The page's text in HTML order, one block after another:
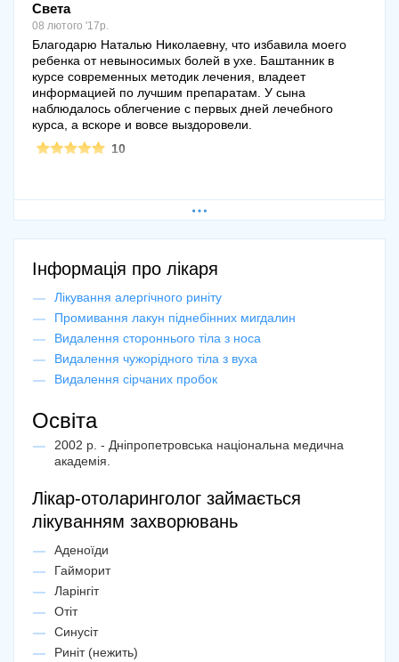
Света
08 лютого '17р.
Благодарю Наталью Николаевну, что избавила моего
ребенка от невыносимых болей в ухе. Баштанник в
курсе современных методик лечения, владеет
информацией по лучшим препаратам. У сына
наблюдалось облегчение с первых дней лечебного
курса, а вскоре и вовсе выздоровели.
10
самой, и дочку к ней на консультацию приводила.
Довольна лечением, все рекомендации и советы
пригодились.
8
Антонина
Замечательный доктор. Огромное спасибо за помощь!
9
Галина
25 червеня '16р.
После пройденного курса лечения под руководством
Натальи Николаевны гайморит перестал беспокоить.
Рекомендую.
Татьяна
Інформація про лікаря
Лікування алергічного риніту
Промивання лакун піднебінних мигдалин
Видалення стороннього тіла з носа
Видалення чужорідного тіла з вуха
Видалення сірчаних пробок
Освіта
2002 р. - Дніпропетровська національна медична
академія.
Лікар-отоларинголог займається
лікуванням захворювань
Аденоїди
Гайморит
Ларінгіт
Отіт
Синусіт
Риніт (нежить)